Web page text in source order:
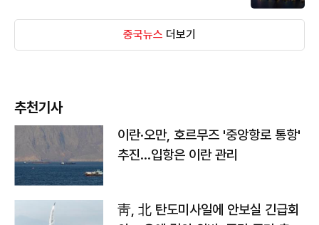
중국뉴스 더보기
추천기사
이란·오만, 호르무즈 '중앙항로 통항'
추진…입항은 이란 관리
靑, 北 탄도미사일에 안보실 긴급회